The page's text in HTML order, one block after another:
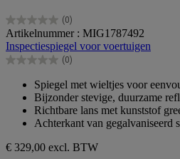
(0)
0.0
van
de
5
Artikelnummer : MIG1787492
Inspectiespiegel voor voertuigen
(0)
0.0
sterren.
Spiegel met wieltjes voor
Bijzonder stevige, duurzame
Richtbare lans met kunststof
Achterkant van gegalvaniseerd
€ 329,00 excl. BTW